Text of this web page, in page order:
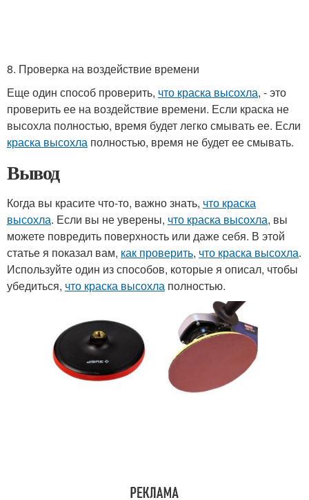
8. Проверка на воздействие времени
Еще один способ проверить, что краска высохла, - это
проверить ее на воздействие времени. Если краска не
высохла полностью, время будет легко смывать ее. Если
краска высохла полностью, время не будет ее смывать.
Вывод
Когда вы красите что-то, важно знать, что краска
высохла. Если вы не уверены, что краска высохла, вы
можете повредить поверхность или даже себя. В этой
статье я показал вам, как проверить, что краска высохла.
Используйте один из способов, которые я описал, чтобы
убедиться, что краска высохла полностью.